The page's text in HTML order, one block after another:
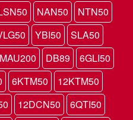
NAN50
NTN50
YBI50
SLA50
DB89
6GLI50
6KTM50
12KTM50
12DCN50
6QTI50